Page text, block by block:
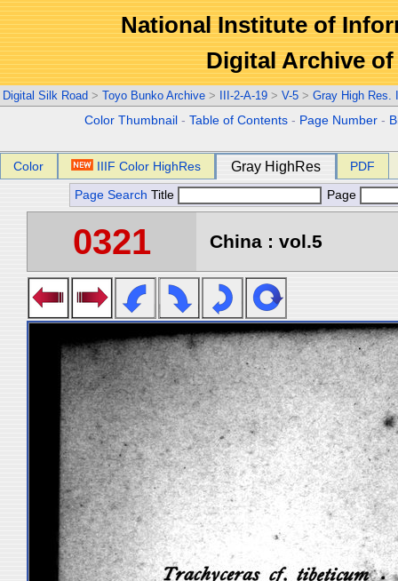
National Institute of
Digital Archive
Digital Silk Road > Toyo Bunko Archive > III-2-A-19 > V-5 > Gray High Res.
Color Thumbnail -Table of Contents - Page Number -
Color IIIF Color HighRes Gray HighRes PDF
Page Search Title Page
0321 China : vol.5